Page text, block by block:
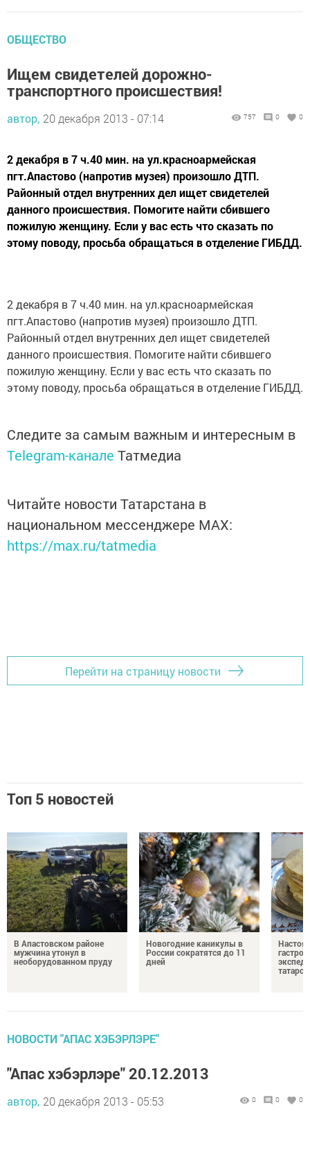
ОБЩЕСТВО
Ищем свидетелей дорожно-
транспортного происшествия!
автор, 20 декабря 2013 - 07:14 757 0 0
2 декабря в 7 ч.40 мин. на ул.красноармейская
пгт.Апастово (напротив музея) произошло ДТП.
Районный отдел внутренних дел ищет свидетелей
данного происшествия. Помогите найти сбившего
пожилую женщину. Если у вас есть что сказать по
этому поводу, просьба обращаться в отделение ГИБДД.
2 декабря в 7 ч.40 мин. на ул.красноармейская
пгт.Апастово (напротив музея) произошло ДТП.
Районный отдел внутренних дел ищет свидетелей
данного происшествия. Помогите найти сбившего
пожилую женщину. Если у вас есть что сказать по
этому поводу, просьба обращаться в отделение ГИБДД.
Следите за самым важным и интересным в
Telegram-канале Татмедиа
Читайте новости Татарстана в
национальном мессенджере MАХ:
https://max.ru/tatmedia
Перейти на страницу новости
Топ 5 новостей
В Апастовском районе
мужчина утонул в
необорудованном пруду
Новогодние каникулы в
России сократятся до 11
дней
НОВОСТИ "АПАС ХЭБЭРЛЭРЕ"
"Апас хэбэрлэре" 20.12.2013
автор, 20 декабря 2013 - 05:53 0 0 0